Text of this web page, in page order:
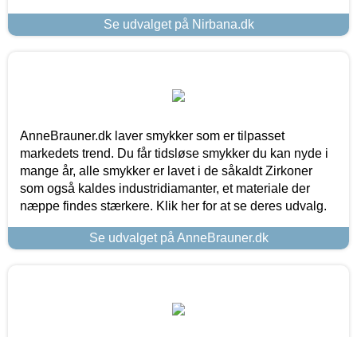
Se udvalget på Nirbana.dk
AnneBrauner.dk laver smykker som er tilpasset
markedets trend. Du får tidsløse smykker du kan nyde i
mange år, alle smykker er lavet i de såkaldt Zirkoner
som også kaldes industridiamanter, et materiale der
næppe findes stærkere. Klik her for at se deres udvalg.
Se udvalget på AnneBrauner.dk